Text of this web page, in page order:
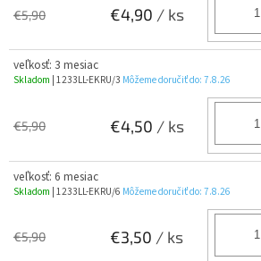
€5,90 €4,90 / ks
veľkosť: 3 mesiac
Skladom | 1233LL-EKRU/3 Môžeme doručiť do: 7.8.26
€5,90 €4,50 / ks
veľkosť: 6 mesiac
Skladom | 1233LL-EKRU/6 Môžeme doručiť do: 7.8.26
€5,90 €3,50 / ks